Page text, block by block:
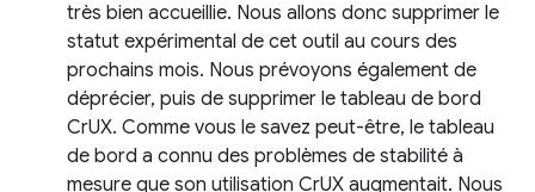
très bien accueillie. Nous allons donc supprimer le
statut expérimental de cet outil au cours des
prochains mois. Nous prévoyons également de
déprécier, puis de supprimer le tableau de bord
CrUX. Comme vous le savez peut-être, le tableau
de bord a connu des problèmes de stabilité à
mesure que son utilisation CrUX augmentait. Nous